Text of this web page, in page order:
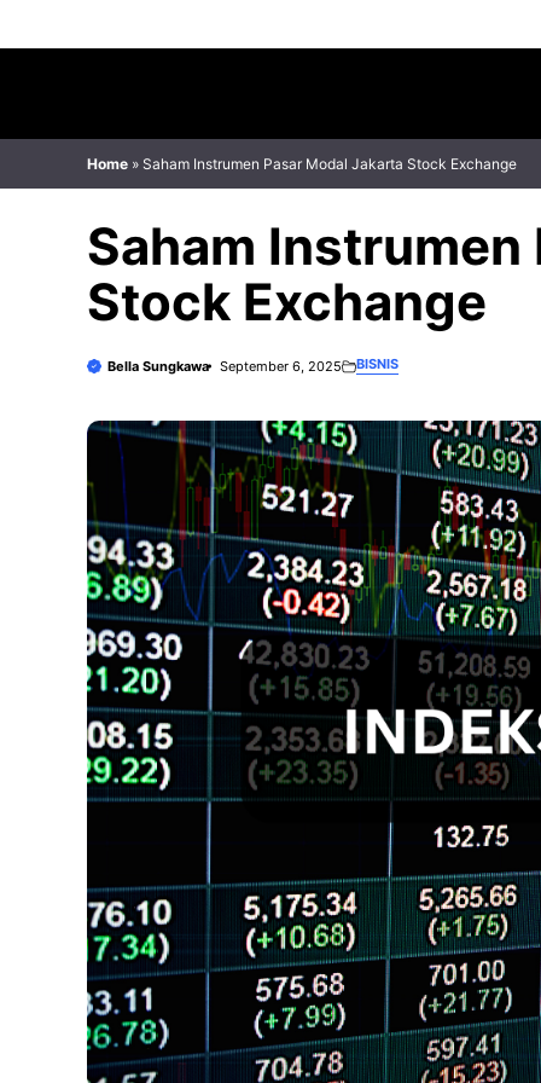
to
Home » Saham Instrumen Pasar Modal Jakarta Stock Exchange
Saham Instrumen
Stock Exchange
Bella Sungkawa September 6, 2025 BISNIS